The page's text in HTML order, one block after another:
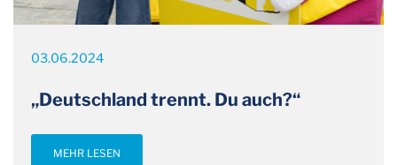
03.06.2024
„Deutschland trennt. Du auch?“
MEHR LESEN